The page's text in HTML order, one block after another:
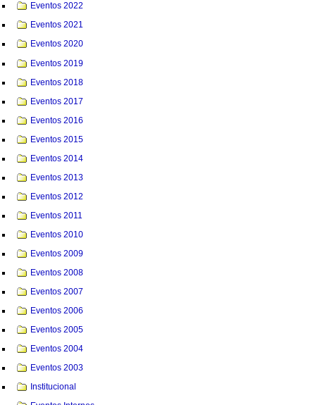
Eventos 2022
Eventos 2021
Eventos 2020
Eventos 2019
Eventos 2018
Eventos 2017
Eventos 2016
Eventos 2015
Eventos 2014
Eventos 2013
Eventos 2012
Eventos 2011
Eventos 2010
Eventos 2009
Eventos 2008
Eventos 2007
Eventos 2006
Eventos 2005
Eventos 2004
Eventos 2003
Institucional